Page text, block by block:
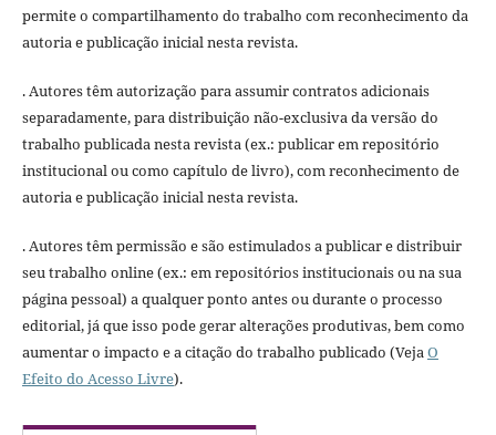
permite o compartilhamento do trabalho com reconhecimento da
autoria e publicação inicial nesta revista.
. Autores têm autorização para assumir contratos adicionais
separadamente, para distribuição não-exclusiva da versão do
trabalho publicada nesta revista (ex.: publicar em repositório
institucional ou como capítulo de livro), com reconhecimento de
autoria e publicação inicial nesta revista.
. Autores têm permissão e são estimulados a publicar e distribuir
seu trabalho online (ex.: em repositórios institucionais ou na sua
página pessoal) a qualquer ponto antes ou durante o processo
editorial, já que isso pode gerar alterações produtivas, bem como
aumentar o impacto e a citação do trabalho publicado (VejaO
Efeito do Acesso Livre).